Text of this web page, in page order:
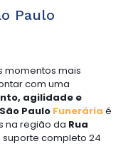
Paulo
momentos mais
com uma
agilidade e
São Paulo Funerária é
na região da Rua
completo 24